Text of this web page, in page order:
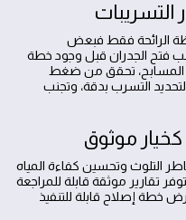
الرائحة فقط فبعض
فتح الجدران قبل وجود خطة
المسابح، تحقق من ضغط
التسرب بدقة، وتجنب
التلوث وتحسين كفاءة المياه
تقارير موثقة قابلة للمراجعة
خطة إصلاح قابلة للتنفيذ